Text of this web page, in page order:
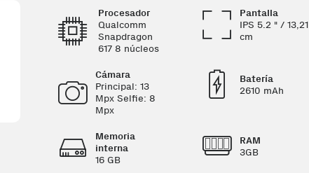
Procesador
Qualcomm
Snapdragon
617 8 núcleos
Pantalla
IPS 5.2 " / 13,21
cm
Cámara
Principal: 13
Mpx Selfie: 8
Mpx
Batería
2610 mAh
Memoria
interna
16 GB
RAM
3GB